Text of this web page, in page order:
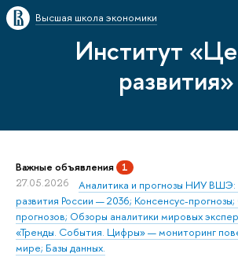
Высшая школа экономики
Институт
развития»
Важные объявления 1
27.05.2026
Аналитика и прогнозы НИУ ВШЭ:
развития России — 2036; Консенсус-
прогнозов; Обзоры аналитики мировых
«Тренды. События. Цифры» — мониторинг
мире; Базы данных.